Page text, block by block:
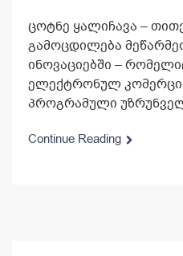
ცოტნე ყალიჩავა –
გამოცდილება
ინოვაციებში –
ელექტრონულ
პროგრამული
Continue Reading